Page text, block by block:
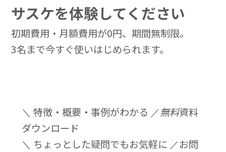
サスケを体験してください
初期費用・月額費用が0円、期間無制限。
3名まで今すぐ使いはじめられます。
＼ 特徴・概要・事例がわかる ／無料資料
ダウンロード
＼ ちょっとした疑問でもお気軽に ／お問